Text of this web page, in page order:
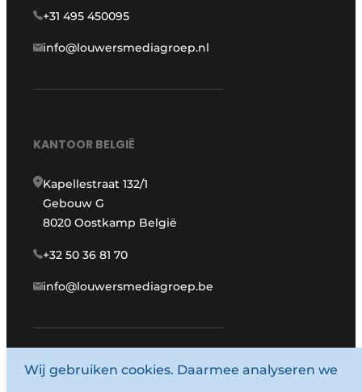
+31 495 450095
info@louwersmediagroep.nl
KANTOOR BELGIË
Kapellestraat 132/1
Gebouw G
8020 Oostkamp België
+32 50 36 81 70
info@louwersmediagroep.be
www.louwersmediagroep.com
Wij gebruiken cookies. Daarmee analyseren we